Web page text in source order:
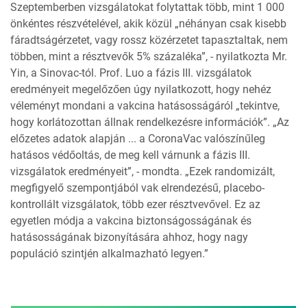
Szeptemberben vizsgálatokat folytattak több, mint 1 000
önkéntes részvételével, akik közül „néhányan csak kisebb
fáradtságérzetet, vagy rossz közérzetet tapasztaltak, nem
többen, mint a résztvevők 5% százaléka”, - nyilatkozta Mr.
Yin, a Sinovac-tól. Prof. Luo a fázis III. vizsgálatok
eredményeit megelőzően úgy nyilatkozott, hogy nehéz
véleményt mondani a vakcina hatásosságáról „tekintve,
hogy korlátozottan állnak rendelkezésre információk”. „Az
előzetes adatok alapján ... a CoronaVac valószínűleg
hatásos védőoltás, de meg kell várnunk a fázis III.
vizsgálatok eredményeit”, - mondta. „Ezek randomizált,
megfigyelő szempontjából vak elrendezésű, placebo-
kontrollált vizsgálatok, több ezer résztvevővel. Ez az
egyetlen módja a vakcina biztonságosságának és
hatásosságának bizonyítására ahhoz, hogy nagy
populáció szintjén alkalmazható legyen.”